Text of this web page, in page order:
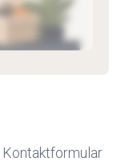
Kontaktformular